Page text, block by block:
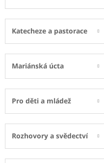
Katecheze a pastorace
Mariánská úcta
Pro děti a mládež
Rozhovory a svědectví